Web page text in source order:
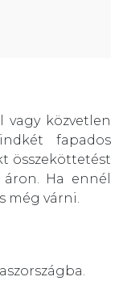
vagy közvetlen
fapados
összeköttetést
áron. Ha ennél
még várni.